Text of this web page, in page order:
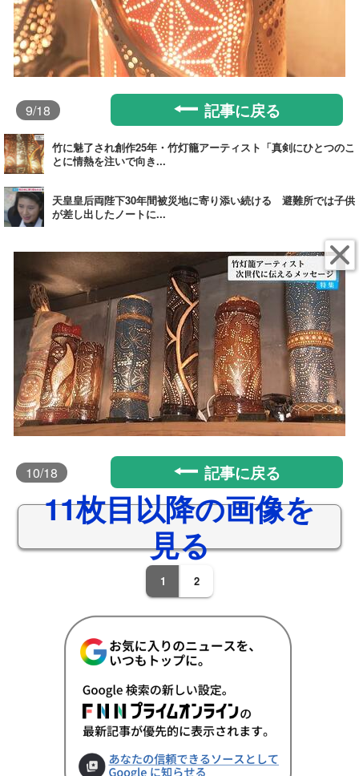
9/18 記事に戻る
竹に魅了され創作25年・竹灯籠アーティスト「真剣にひとつのこ
とに情熱を注いで向き...
天皇皇后両陛下30年間被災地に寄り添い続ける 避難所では子供
が差し出したノートに...
10/18 記事に戻る
11枚目以降の画像を
見る
1 2